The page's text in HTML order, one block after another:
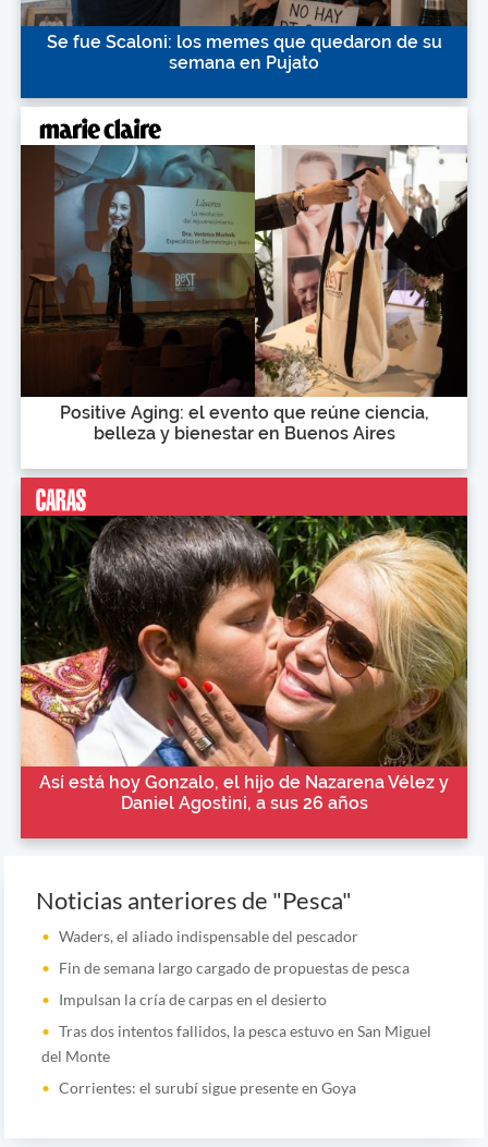
Se fue Scaloni: los memes que quedaron de su
semana en Pujato
Positive Aging: el evento que reúne ciencia,
belleza y bienestar en Buenos Aires
Así está hoy Gonzalo, el hijo de Nazarena Vélez y
Daniel Agostini, a sus 26 años
Noticias anteriores de "Pesca"
Waders, el aliado indispensable del pescador
Fin de semana largo cargado de propuestas de pesca
Impulsan la cría de carpas en el desierto
Tras dos intentos fallidos, la pesca estuvo en San Miguel
del Monte
Corrientes: el surubí sigue presente en Goya